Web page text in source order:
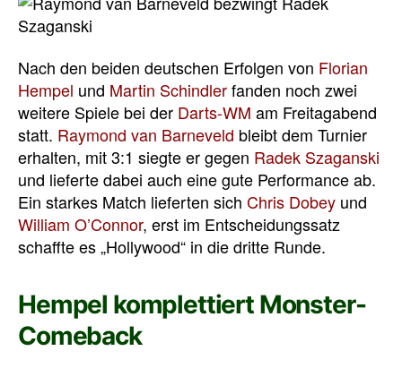
Nach den beiden deutschen Erfolgen von Florian
Hempel und Martin Schindlerfanden noch zwei
weitere Spiele bei der Darts-WM am Freitagabend
statt. Raymond van Barneveld bleibt dem Turnier
erhalten, mit 3:1 siegte er gegen Radek Szaganski
und lieferte dabei auch eine gute Performance ab.
Ein starkes Match lieferten sich Chris Dobey und
William O’Connor, erst im Entscheidungssatz
schaffte es „Hollywood“ in die dritte Runde.
Hempel komplettiert Monster-
Comeback